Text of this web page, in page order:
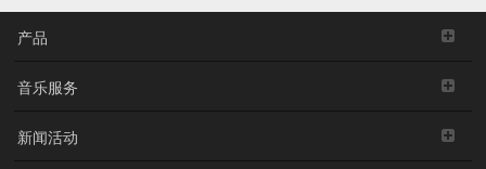
产品
音乐服务
新闻活动